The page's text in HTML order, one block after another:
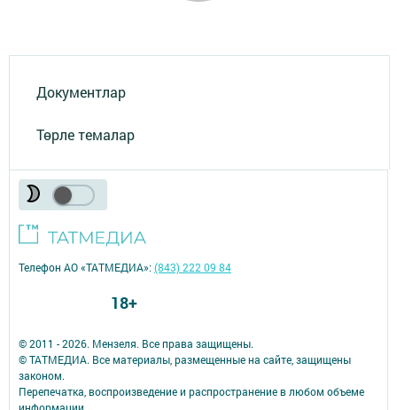
Документлар
Төрле темалар
© 2011 - 2026. Мензеля. Все права защищены.
© ТАТМЕДИА. Все материалы, размещенные на сайте, защищены
законом.
Перепечатка, воспроизведение и распространение в любом объеме
Телефон АО «ТАТМЕДИА»:(843) 222 09 84
18+